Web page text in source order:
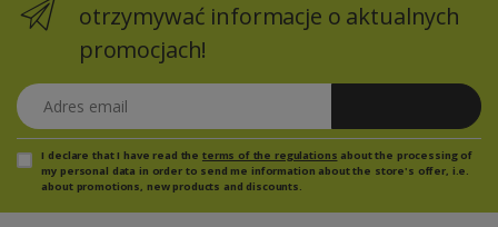
otrzymywać informacje o aktualnych
promocjach!
Adres email
I declare that I have read the terms of the regulations about the processing of
my personal data in order to send me information about the store's offer, i.e.
about promotions, new products and discounts.